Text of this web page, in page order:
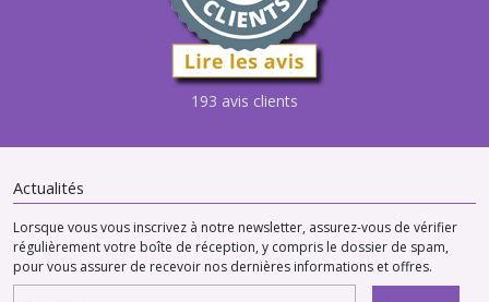
193 avis clients
Actualités
Lorsque vous vous inscrivez à notre newsletter, assurez-vous de vérifier
régulièrement votre boîte de réception, y compris le dossier de spam,
pour vous assurer de recevoir nos dernières informations et offres.